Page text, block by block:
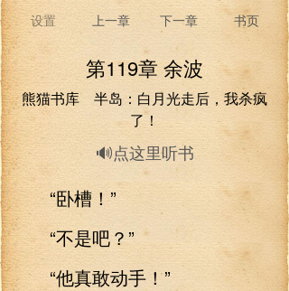
设置 上一章 下一章 书页
第119章 余波
熊猫书库 半岛：白月光走后，我杀疯
了！
🔊点这里听书
“卧槽！”
“不是吧？”
“他真敢动手！”